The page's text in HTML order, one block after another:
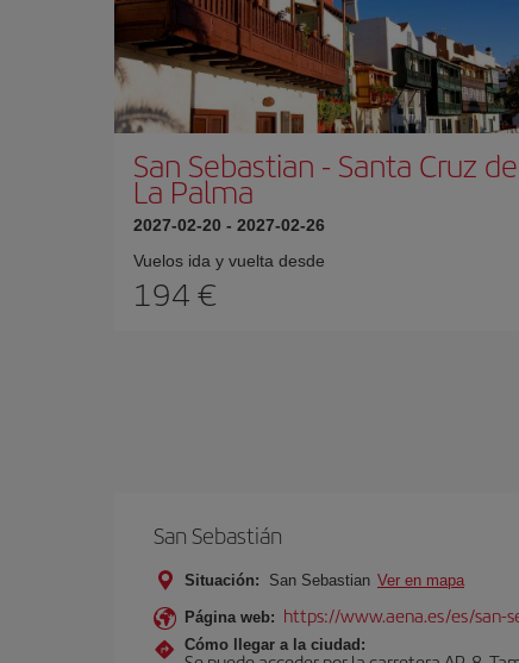
San Sebastian - Santa Cruz de
La Palma
2027-02-20 - 2027-02-26
Vuelos ida y vuelta desde
194 €
San Sebastián
Situación: San Sebastian Ver en mapa
Página web: https://www.aena.es/es/san-
Cómo llegar a la ciudad: